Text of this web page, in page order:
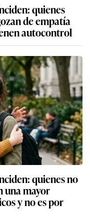
quienes
de empatía
autocontrol
quienes no
una mayor
y no es por